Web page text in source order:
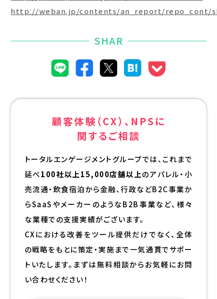
http://weban.jp/contents/an_report/repo_cont/
SHAR
顧客体験（CX）、NPSに
関するご相談
トータルエンゲージメントグループでは、これまで
延べ100社以上15,000店舗以上のアパレル・小
売流通・飲食宿泊から金融、行政などB2C事業か
らSaaSやメーカーのようなB2B事業など、様々
な業種での支援実績がございます。
CXにおける改善をツール提供だけでなく、全体
の戦略をもとに策定・実施まで一気通貫でサポー
トいたします。まずは無料相談からお気軽にお問
い合わせください！